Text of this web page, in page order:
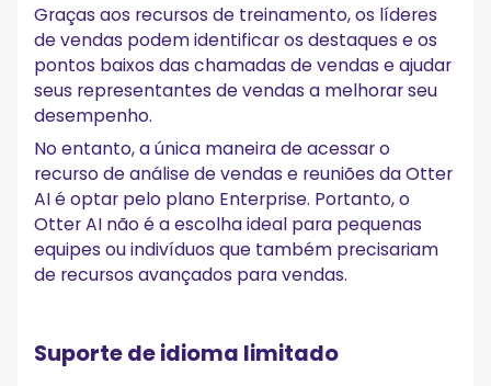
Graças aos recursos de treinamento, os líderes
de vendas podem identificar os destaques e os
pontos baixos das chamadas de vendas e ajudar
seus representantes de vendas a melhorar seu
desempenho.
No entanto, a única maneira de acessar o
recurso de análise de vendas e reuniões da Otter
AI é optar pelo plano Enterprise. Portanto, o
Otter AI não é a escolha ideal para pequenas
equipes ou indivíduos que também precisariam
de recursos avançados para vendas.
Suporte de idioma limitado